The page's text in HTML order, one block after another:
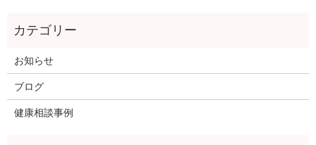
お知らせ
ブログ
健康相談事例